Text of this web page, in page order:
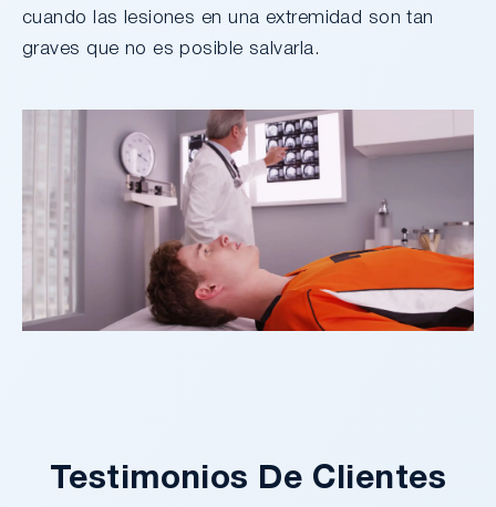
cuando las lesiones en una extremidad son tan
graves que no es posible salvarla.
Testimonios De Clientes